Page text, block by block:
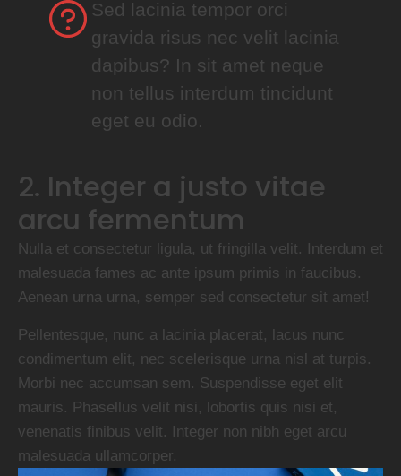
Sed lacinia tempor orci
gravida risus nec velit lacinia
dapibus? In sit amet neque
non tellus interdum tincidunt
eget eu odio.
2. Integer a justo vitae
arcu fermentum
Nulla et consectetur ligula, ut fringilla velit. Interdum et
malesuada fames ac ante ipsum primis in faucibus.
Aenean urna urna, semper sed consectetur sit amet!
Pellentesque, nunc a lacinia placerat, lacus nunc
condimentum elit, nec scelerisque urna nisl at turpis.
Morbi nec accumsan sem. Suspendisse eget elit
mauris. Phasellus velit nisi, lobortis quis nisi et,
venenatis finibus velit. Integer non nibh eget arcu
malesuada ullamcorper.